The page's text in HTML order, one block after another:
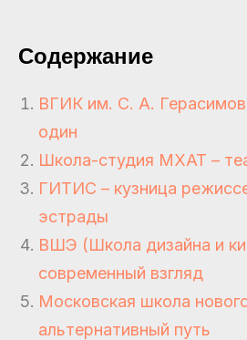
Содержание
ВГИК им. С. А.
один
Школа-студия МХАТ –
ГИТИС – кузница
эстрады
ВШЭ (Школа дизайна и
современный взгляд
Московская школа
альтернативный путь